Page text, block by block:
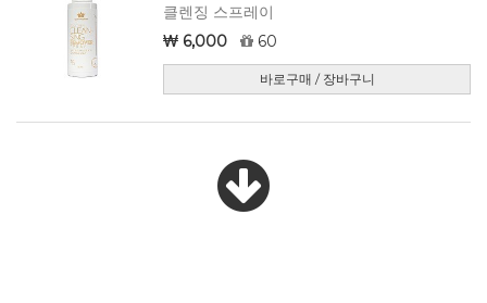
클렌징 스프레이
6,000
60
바로구매 / 장바구니